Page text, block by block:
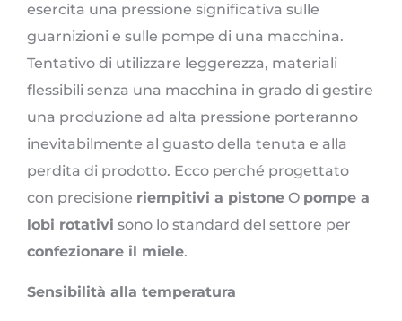
esercita una pressione significativa sulle
guarnizioni e sulle pompe di una macchina.
Tentativo di utilizzare leggerezza, materiali
flessibili senza una macchina in grado di gestire
una produzione ad alta pressione porteranno
inevitabilmente al guasto della tenuta e alla
perdita di prodotto. Ecco perché progettato
con precisione riempitivi a pistone O pompe a
lobi rotativi sono lo standard del settore per
confezionare il miele.
Sensibilità alla temperatura